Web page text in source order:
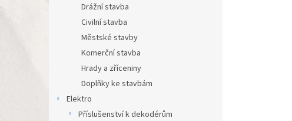
Drážní stavba
Civilní stavba
Městské stavby
Komerční stavba
Hrady a zříceniny
Doplňky ke stavbám
Elektro
Příslušenství k dekodérům